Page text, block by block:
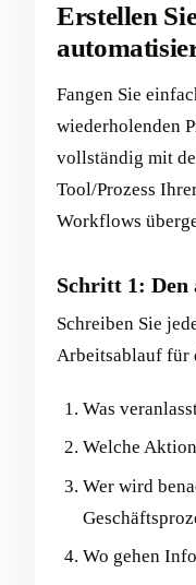
Erstellen
Fangen Sie
wiederholenden
vollständig mit
Tool/Prozess
Workflows
Schritt 1: Den
Schreiben Sie
Arbeitsablauf für
Was
Welche
Wer wird
Wo gehen